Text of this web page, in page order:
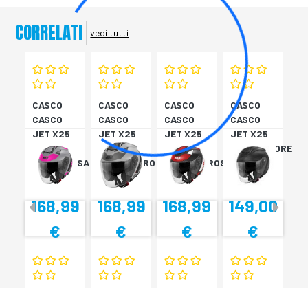
CORRELATI vedi tutti
CASCO
CASCO
JET X25
TARGET
TITAN/ROSA
XS
168,99
€
CASCO
CASCO
JET X25
TARGET
TITAN/NERO
S
168,99
€
CASCO
CASCO
JET X25
TARGET
NER/BIA/ROSS
168,99
€
CASCO
CASCO
JET X25
MONOCOLORE
NERO XS
149,00
€